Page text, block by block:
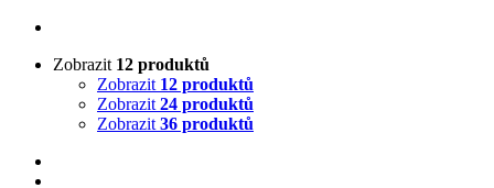
Zobrazit 12 produktů
Zobrazit 12 produktů
Zobrazit 24 produktů
Zobrazit 36 produktů